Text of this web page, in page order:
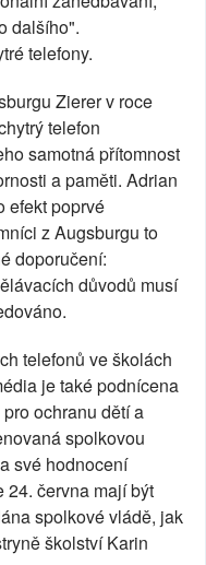
dalšího".
telefony.
Zierer v roce
telefon
samotná přítomnost
a paměti. Adrian
efekt poprvé
z Augsburgu to
doporučení:
důvodů musí
telefonů ve školách
je také podnícena
ochranu dětí a
spolkovou
své hodnocení
24. června mají být
spolkové vládě, jak
školství Karin